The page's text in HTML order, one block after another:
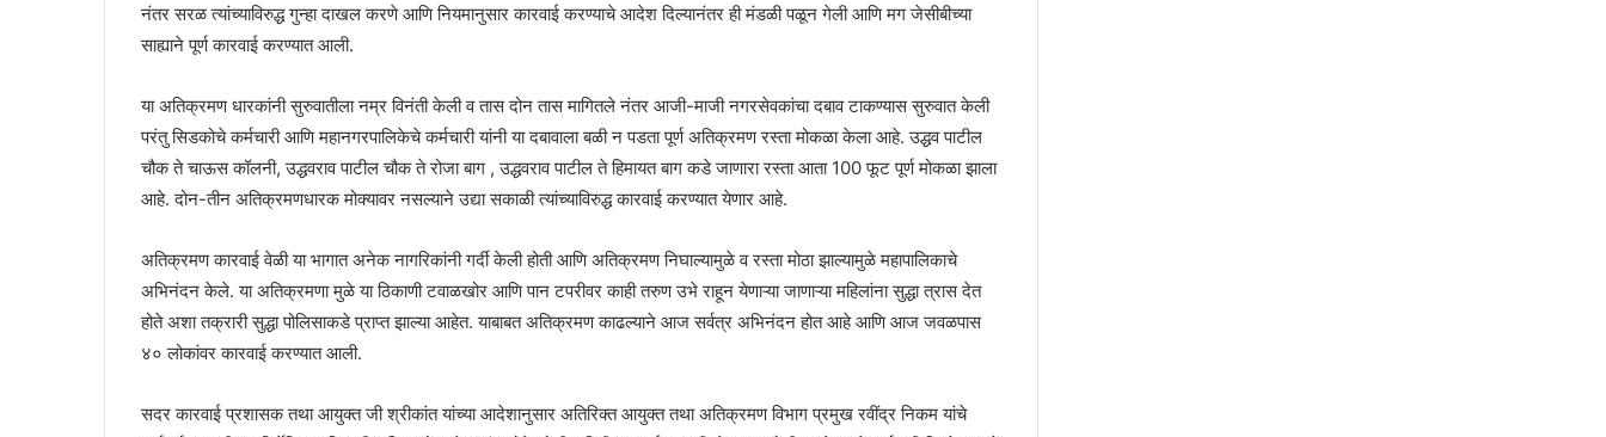
नंतर सरळ त्यांच्याविरुद्ध गुन्हा दाखल करणे आणि नियमानुसार कारवाई करण्याचे आदेश दिल्यानंतर ही मंडळी पळून गेली आणि मग जेसीबीच्या
साह्याने पूर्ण कारवाई करण्यात आली.
या अतिक्रमण धारकांनी सुरुवातीला नम्र विनंती केली व तास दोन तास मागितले नंतर आजी-माजी नगरसेवकांचा दबाव टाकण्यास सुरुवात केली
परंतु सिडकोचे कर्मचारी आणि महानगरपालिकेचे कर्मचारी यांनी या दबावाला बळी न पडता पूर्ण अतिक्रमण रस्ता मोकळा केला आहे. उद्धव पाटील
चौक ते चाऊस कॉलनी, उद्धवराव पाटील चौक ते रोजा बाग , उद्धवराव पाटील ते हिमायत बाग कडे जाणारा रस्ता आता 100 फूट पूर्ण मोकळा झाला
आहे. दोन-तीन अतिक्रमणधारक मोक्यावर नसल्याने उद्या सकाळी त्यांच्याविरुद्ध कारवाई करण्यात येणार आहे.
अतिक्रमण कारवाई वेळी या भागात अनेक नागरिकांनी गर्दी केली होती आणि अतिक्रमण निघाल्यामुळे व रस्ता मोठा झाल्यामुळे महापालिकाचे
अभिनंदन केले. या अतिक्रमणा मुळे या ठिकाणी टवाळखोर आणि पान टपरीवर काही तरुण उभे राहून येणाऱ्या जाणाऱ्या महिलांना सुद्धा त्रास देत
होते अशा तक्रारी सुद्धा पोलिसाकडे प्राप्त झाल्या आहेत. याबाबत अतिक्रमण काढल्याने आज सर्वत्र अभिनंदन होत आहे आणि आज जवळपास
४० लोकांवर कारवाई करण्यात आली.
सदर कारवाई प्रशासक तथा आयुक्त जी श्रीकांत यांच्या आदेशानुसार अतिरिक्त आयुक्त तथा अतिक्रमण विभाग प्रमुख रवींद्र निकम यांचे